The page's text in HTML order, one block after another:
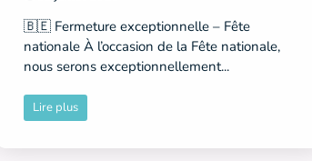
🇧🇪 Fermeture exceptionnelle – Fête
nationale À l’occasion de la Fête nationale,
nous serons exceptionnellement...
Lire plus